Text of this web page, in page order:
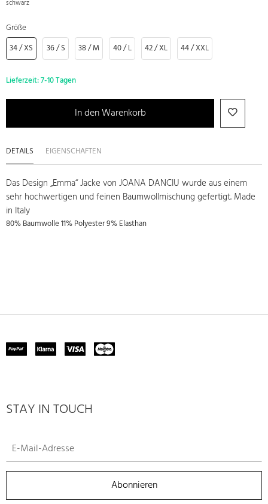
schwarz
Größe
34 / XS
36 / S 38 / M 40 / L 42 / XL 44 / XXL
Lieferzeit:7-10 Tagen
In den Warenkorb
DETAILS EIGENSCHAFTEN
Das Design „Emma“ Jacke von JOANA DANCIU wurde aus einem
sehr hochwertigen und feinen Baumwollmischung gefertigt. Made
in Italy
80% Baumwolle 11% Polyester 9% Elasthan
STAY IN TOUCH
Abonnieren